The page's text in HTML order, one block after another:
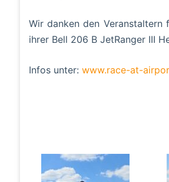
Wir danken den
ihrer Bell 206 B JetRanger III
Infos unter: www.race-at-